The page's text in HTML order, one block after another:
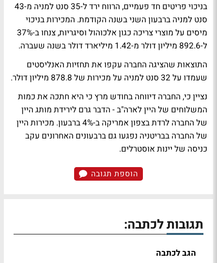
בניכוי פריטים חד פעמיים, הרווח ירד ל-35 סנט למניה מ-43
סנט למניה ברבעון השני בשנה הקודמת. המכירות בניכוי
מיסים על מוצרי צריכה כגון אלכוהול וסיגריות, צנחו ב-37%
ל-892.6 מיליון דולר מ-1.42 מיליארד דולר בשנה שעברה.
התוצאות שהציגה החברה עקפו את תחזיות האנליסטים
שעמדו על 32 סנט למניה על מכירות של 878.8 מיליון דולר.
נציין כי, החברה דיווחה בחודש מרץ כי היא חתכה את כמות
המשלוחים של היין לארה"ב - הדבר גרם לירידת מותג היין
של החברה לרדת בצפון אמריקה ב-4% ברבעון. מכירות היין
של החברה בבריטניה נפגעו גם ברבעונים האחרונים עקב
כניסה של יינות אוסטרלים.
הוספת תגובה
תגובות לכתבה:
הגב לכתבה